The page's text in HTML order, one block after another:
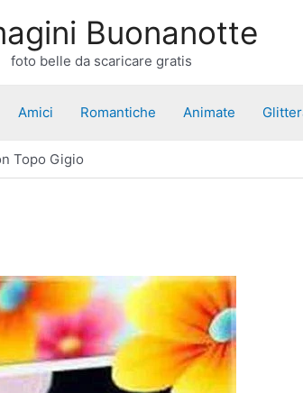
Buonanotte
foto belle da scaricare gratis
Amici Romantiche Animate
Topo Gigio